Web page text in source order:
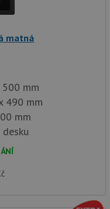
matná
mm
490 mm
mm